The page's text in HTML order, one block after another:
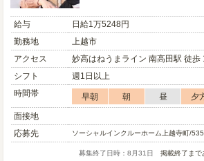
給与
日給1万5248円
勤務地
上越市
アクセス
妙高はねうまライン 南高田駅 徒歩
シフト
週1日以上
時間帯
早朝 朝 昼 夕
面接地
応募先
ソーシャルインクルーホーム上越寺町/
募集終了日時：8月31日 掲載終了まで